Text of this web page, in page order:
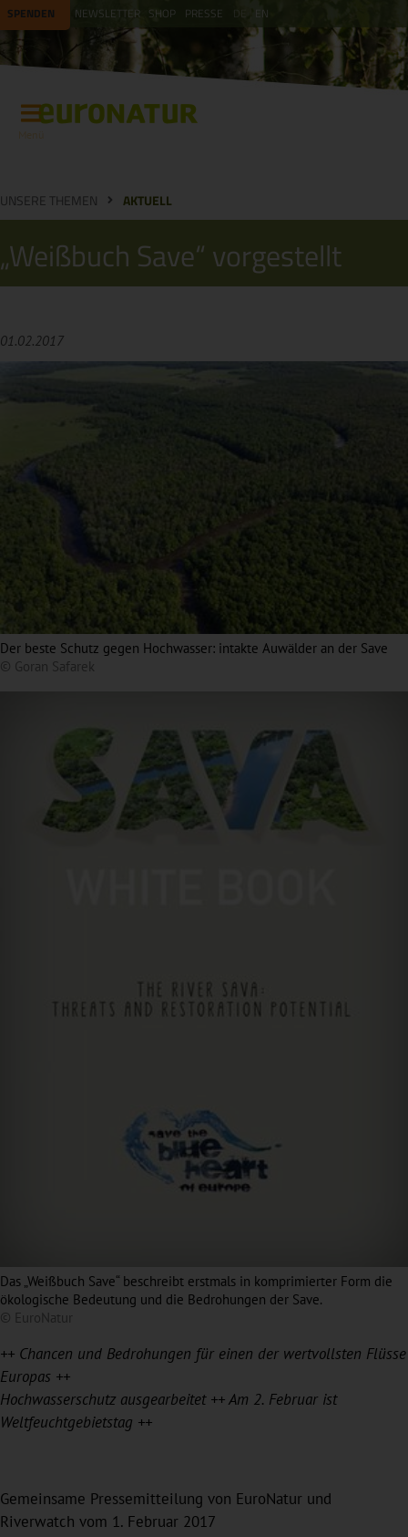
SPENDEN NEWSLETTER SHOP PRESSE EN
UNSERE THEMEN AKTUELL
„Weißbuch Save“ vorgestellt
01.02.2017
Der beste Schutz gegen Hochwasser: intakte Auwälder an der Save
© Goran Safarek
Das „Weißbuch Save“ beschreibt erstmals in komprimierter Form die
ökologische Bedeutung und die Bedrohungen der Save.
© EuroNatur
++ Chancen und Bedrohungen für einen der wertvollsten Flüsse
Europas ++
Hochwasserschutz ausgearbeitet ++ Am 2. Februar ist
Weltfeuchtgebietstag ++
Gemeinsame Pressemitteilung von EuroNatur und
Riverwatch vom 1. Februar 2017